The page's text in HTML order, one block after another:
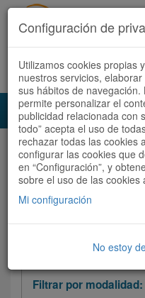
Acceder Registrate
Audioruta Todas las rutas
Todas las rutas
Filtrar las rutas
Filtrar por modalidad:
Configuración de
Utilizamos cookies propias
nuestros servicios,
sus hábitos de
permite personalizar el
publicidad relacionada con
todo” acepta el uso de
rechazar todas las cookies
configurar las cookies que
en “Configuración”, y
sobre el uso de las cookies
Mi configuración
No estoy